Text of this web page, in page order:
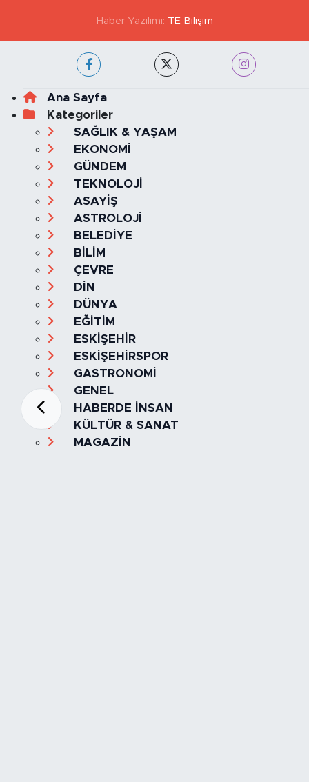
Haber Yazılımı: TE Bilişim
Ana Sayfa
Kategoriler
SAĞLIK & YAŞAM
EKONOMİ
GÜNDEM
TEKNOLOJİ
ASAYİŞ
ASTROLOJİ
BELEDİYE
BİLİM
ÇEVRE
DİN
DÜNYA
EĞİTİM
ESKİŞEHİR
ESKİŞEHİRSPOR
GASTRONOMİ
GENEL
HABERDE İNSAN
KÜLTÜR & SANAT
MAGAZİN